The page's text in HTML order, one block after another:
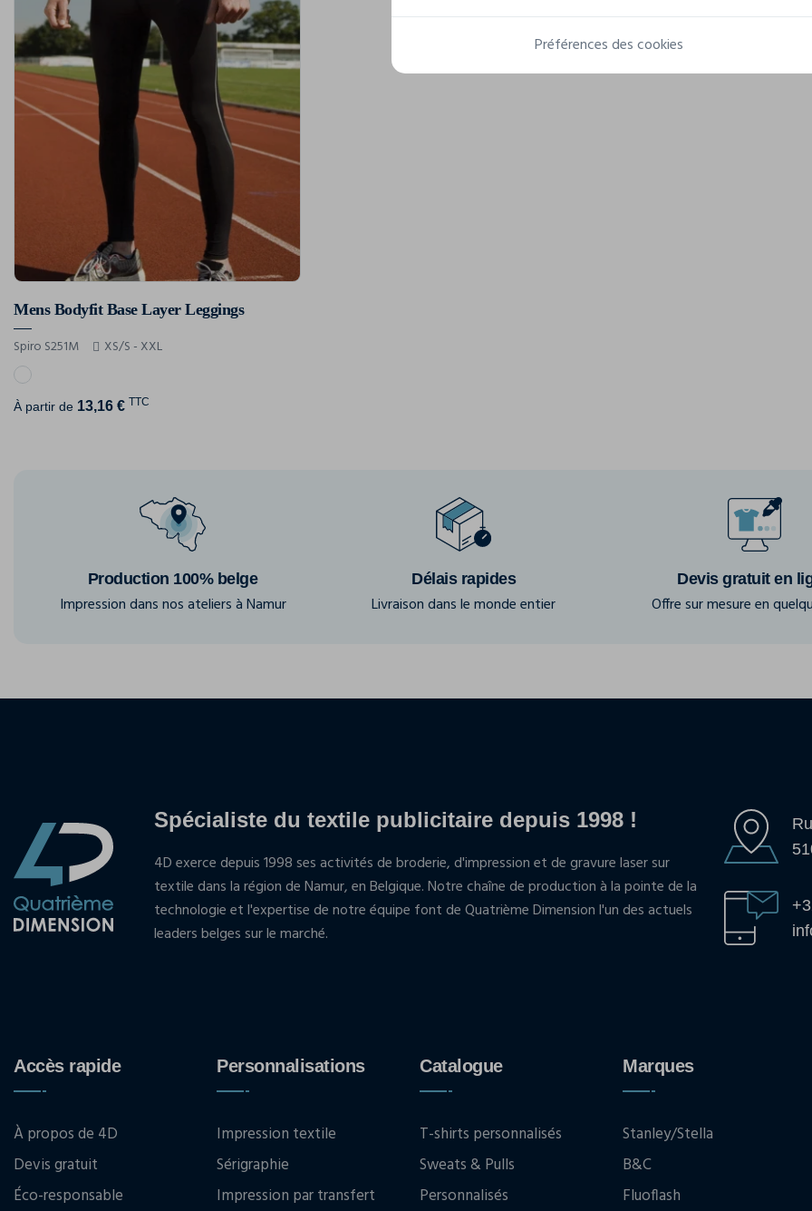
Mens Bodyfit Base Layer Leggings
Spiro S251M XS/S - XXL
À partir de 13,16 € TTC
Production 100% belge
Impression dans nos ateliers à Namur
Délais rapides
Livraison dans le monde entier
Devis gratuit en
Offre sur mesure en
Spécialiste du textile publicitaire depuis 1998 !
4D exerce depuis 1998 ses activités de broderie, d'impression et de gravure laser sur
textile dans la région de Namur, en Belgique. Notre chaîne de production à la pointe de la
technologie et l'expertise de notre équipe font de Quatrième Dimension l'un des actuels
leaders belges sur le marché.
Accès rapide
À propos de 4D
Devis gratuit
Éco-responsable
Personnalisations
Impression textile
Sérigraphie
Impression par transfert
Catalogue
T-shirts personnalisés
Sweats & Pulls
Personnalisés
Marques
Stanley/Stella
B&C
Fluoflash
Préférences des cookies